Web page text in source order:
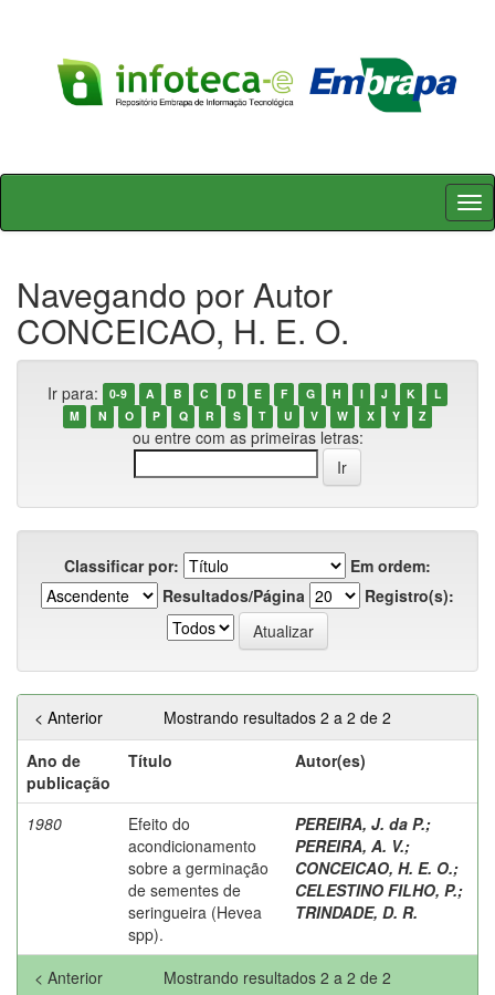
Skip
Navegando por Autor
CONCEICAO, H. E. O.
Ir para: 0-9 A B C D E F G H I J K
L
M
N O P Q R S T U V W X Y Z
ou entre com as primeiras letras:
Classificar por:
Em ordem:
Resultados/Página
Registro(s):
Mostrando resultados 2 a 2 de 2
< Anterior
Ano de
publicação
Título Autor(es)
1980
Efeito do
acondicionamento
sobre a germinação
de sementes de
seringueira (Hevea
spp).
PEREIRA, J. da P.;
PEREIRA, A. V.;
CONCEICAO, H. E. O.;
CELESTINO FILHO, P.;
TRINDADE, D. R.
Mostrando resultados 2 a 2 de 2
< Anterior